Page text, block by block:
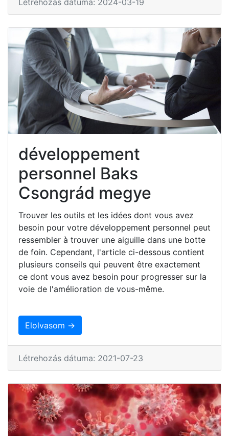
développement
personnel Baks
Csongrád megye
Trouver les outils et les idées dont vous avez
besoin pour votre développement personnel peut
ressembler à trouver une aiguille dans une botte
de foin. Cependant, l'article ci-dessous contient
plusieurs conseils qui peuvent être exactement
ce dont vous avez besoin pour progresser sur la
voie de l'amélioration de vous-même.
Elolvasom →
Létrehozás dátuma: 2021-07-23